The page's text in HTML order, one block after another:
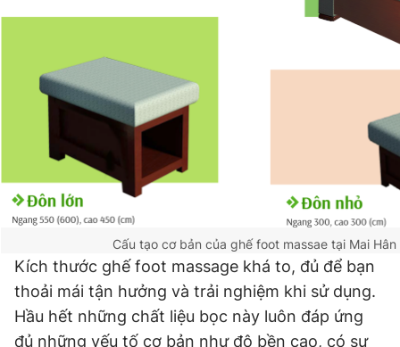
Cấu tạo cơ bản của ghế foot massae tại Mai Hân
Kích thước ghế foot massage khá to, đủ để bạn
thoải mái tận hưởng và trải nghiệm khi sử dụng.
Hầu hết những chất liệu bọc này luôn đáp ứng
đủ những yếu tố cơ bản như độ bền cao, có sự